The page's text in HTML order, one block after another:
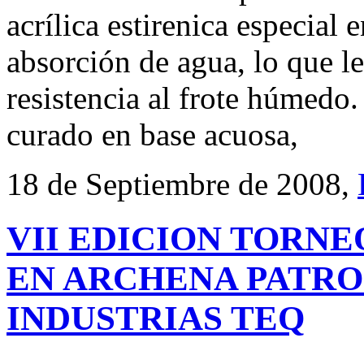
acrílica estirenica especial
absorción de agua, lo que
resistencia al frote
curado en base acuosa,
18 de Septiembre de 2008,
VII EDICION
EN ARCHENA
INDUSTRIAS TEQ